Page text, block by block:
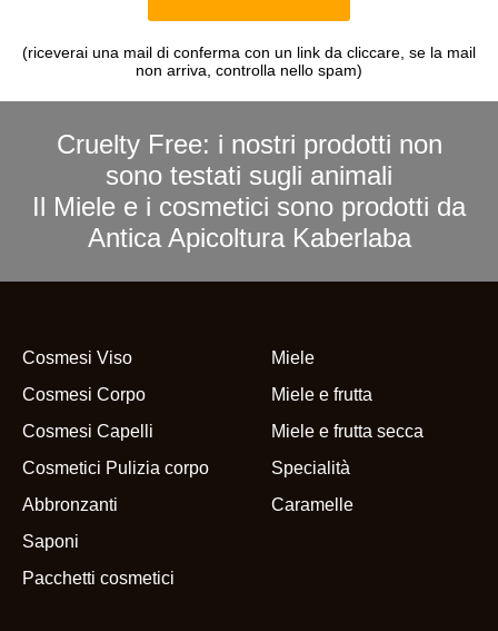
(riceverai una mail di conferma con un link da cliccare, se la mail
non arriva, controlla nello spam)
Cruelty Free: i nostri prodotti non
sono testati sugli animali
Il Miele e i cosmetici sono prodotti da
Antica Apicoltura Kaberlaba
Cosmesi Viso
Cosmesi Corpo
Cosmesi Capelli
Cosmetici Pulizia corpo
Abbronzanti
Saponi
Pacchetti cosmetici
Miele
Miele e frutta
Miele e frutta secca
Specialità
Caramelle